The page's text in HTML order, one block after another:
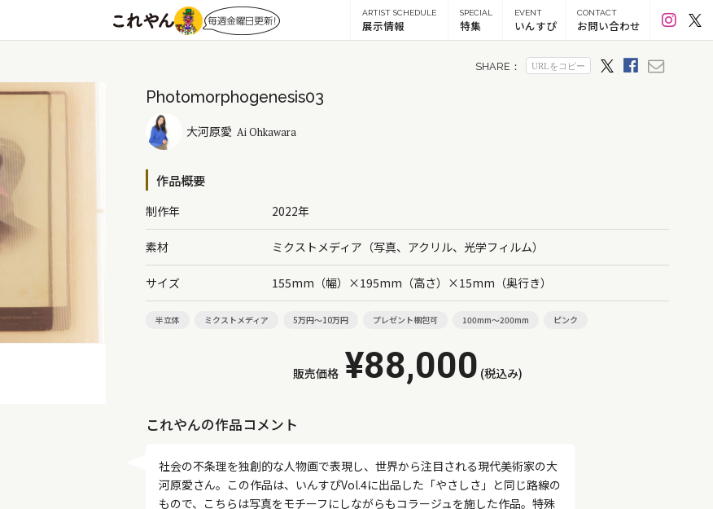
ARTIST SCHEDULE
展示情報
SPECIAL
特集
EVENT
いんすぴ
CONTACT
お問い合わせ
Photomorphogenesis03
大河原愛 Ai Ohkawara
作品概要
制作年 2022年
素材 ミクストメディア（写真、アクリル、光学フィルム）
サイズ 155mm（幅）×195mm（高さ）×15mm（奥行き）
半立体 ミクストメディア 5万円～10万円 プレゼント梱包可 100mm～200mm ピンク
販売価格 ¥88,000 (税込み)
これやんの作品コメント
社会の不条理を独創的な人物画で表現し、世界から注目される現代美術家の大
河原愛さん。この作品は、いんすぴVol.4に出品した「やさしさ」と同じ路線の
もので、こちらは写真をモチーフにしながらもコラージュを施した作品。特殊